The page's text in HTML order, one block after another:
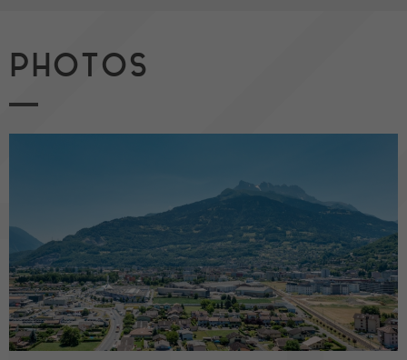
PHOTOS